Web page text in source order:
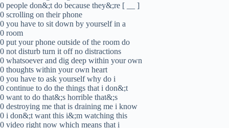
0 people don&;t do because they&;re [ __ ]
0 scrolling on their phone
0 you have to sit down by yourself in a
0 room
0 put your phone outside of the room do
0 not disturb turn it off no distractions
0 whatsoever and dig deep within your own
0 thoughts within your own heart
0 you have to ask yourself why do i
0 continue to do the things that i don&;t
0 want to do that&;s horrible that&;s
0 destroying me that is draining me i know
0 i don&;t want this i&;m watching this
0 video right now which means that i